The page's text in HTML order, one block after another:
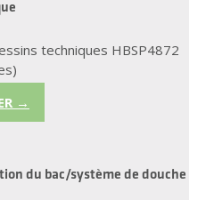
techniques HBSP4872
→
du bac/système de douche